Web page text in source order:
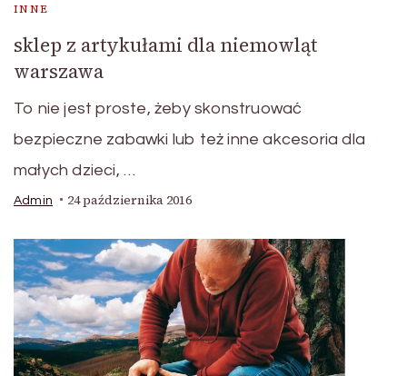
INNE
sklep z artykułami dla niemowląt
warszawa
To nie jest proste, żeby skonstruować
bezpieczne zabawki lub też inne akcesoria dla
małych dzieci, …
Admin 24 października 2016